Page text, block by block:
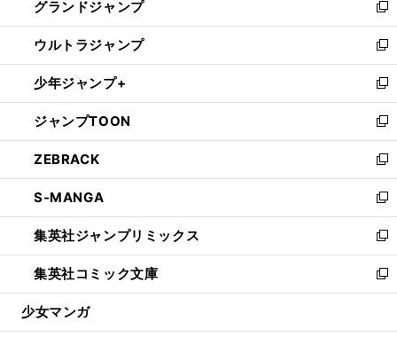
で
開
く
ド
ウ
で
開
く
ィ
ン
ド
ウ
で
開
く
い
ウ
ィ
ン
ド
ウ
で
開
く
グランドジャンプ
新
し
い
ウ
ィ
ン
ド
ウ
で
開
く
ウルトラジャンプ
新
し
い
ウ
ィ
ン
ド
ウ
で
開
く
少年ジャンプ+
新
し
い
ウ
ィ
ン
ド
ウ
で
開
く
ジャンプTOON
新
し
い
ウ
ィ
ン
ド
ウ
で
開
ZEBRACK
新
し
い
ウ
ィ
ン
ド
ウ
開
S-MANGA
新
し
い
ウ
ィ
ン
ウ
集英社ジャンプリミックス
新
し
い
ウ
ン
集英社コミック文庫
新
し
ウ
少女マンガ